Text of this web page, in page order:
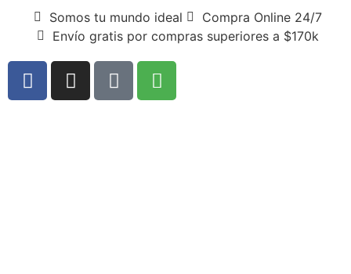
Somos tu mundo ideal
Compra Online 24/7
Envío gratis por compras superiores a $170k